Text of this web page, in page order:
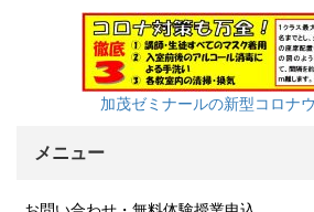
加茂ゼミナールの新型コロナ
メニュー